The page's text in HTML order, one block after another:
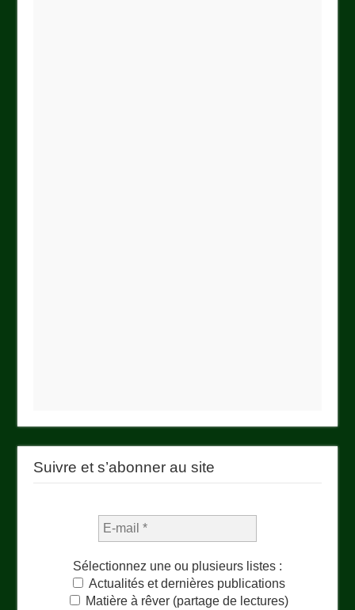
Suivre et s’abonner au site
Sélectionnez une ou plusieurs listes :
Actualités et dernières publications
Matière à rêver (partage de lectures)